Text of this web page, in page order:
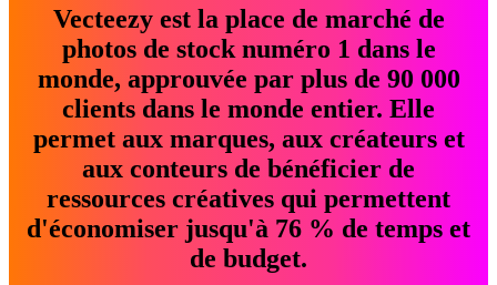
Vecteezy est la place de marché de
photos de stock numéro 1 dans le
monde, approuvée par plus de 90 000
clients dans le monde entier. Elle
permet aux marques, aux créateurs et
aux conteurs de bénéficier de
ressources créatives qui permettent
d'économiser jusqu'à 76 % de temps et
de budget.